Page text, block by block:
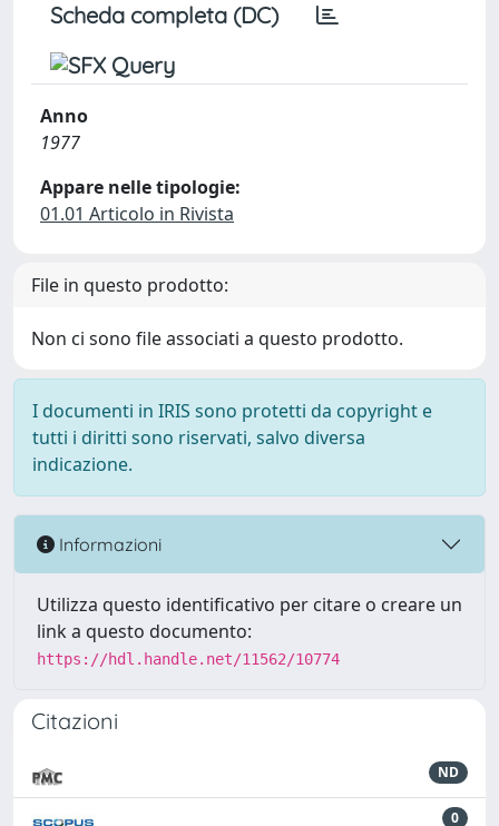
Scheda completa (DC)
Anno
1977
Appare nelle tipologie:
01.01 Articolo in Rivista
File in questo prodotto:
Non ci sono file associati a questo prodotto.
I documenti in IRIS sono protetti da copyright e
tutti i diritti sono riservati, salvo diversa
indicazione.
Informazioni
Utilizza questo identificativo per citare o creare un
link a questo documento:
https://hdl.handle.net/11562/10774
Citazioni
ND
0